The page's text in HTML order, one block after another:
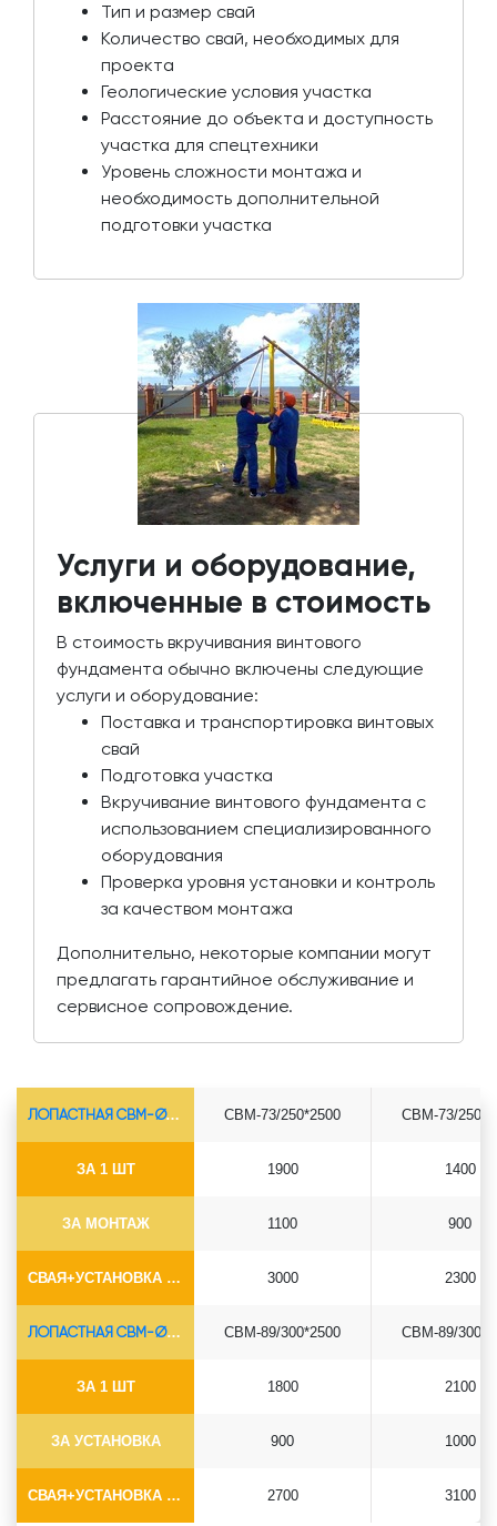
Тип и размер свай
Количество свай, необходимых для
проекта
Геологические условия участка
Расстояние до объекта и доступность
участка для спецтехники
Уровень сложности монтажа и
необходимость дополнительной
подготовки участка
Услуги и оборудование,
включенные в стоимость
В стоимость вкручивания винтового
фундамента обычно включены следующие
услуги и оборудование:
Поставка и транспортировка винтовых
свай
Подготовка участка
Вкручивание винтового фундамента с
использованием специализированного
оборудования
Проверка уровня установки и контроль
за качеством монтажа
Дополнительно, некоторые компании могут
предлагать гарантийное обслуживание и
сервисное сопровождение.
ЛОПАСТНАЯ СВМ-Ø73*5.5
ЗА 1 ШТ
ЗА МОНТАЖ
СВАЯ+УСТАНОВКА (БЕЗ ОГОЛОВКА)
СВМ-73/250*2500
1900
1100
3000
СВМ-73/
1400
900
2300
ЛОПАСТНАЯ СВМ-Ø89*6.5
ЗА 1 ШТ
ЗА УСТАНОВКА
СВАЯ+УСТАНОВКА (БЕЗ ОГОЛОВКА)
СВМ-89/300*2500
1800
900
2700
СВМ-89/
2100
1000
3100